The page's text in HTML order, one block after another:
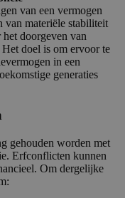
van een vermogen
van materiële stabiliteit
doorgeven van
doel is om ervoor te
in een
generaties
gehouden worden met
Erfconflicten kunnen
Om dergelijke